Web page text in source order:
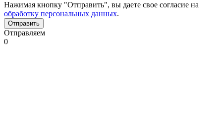
Нажимая кнопку "Отправить", вы даете свое согласие на
обработку персональных данных.
Отправляем
0